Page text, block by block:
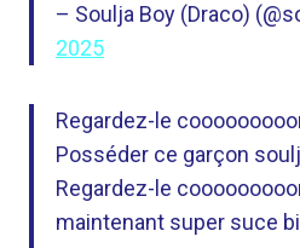
– Soulja Boy (Draco)
2025
Regardez-le
Posséder ce garçon
Regardez-le
maintenant super suce